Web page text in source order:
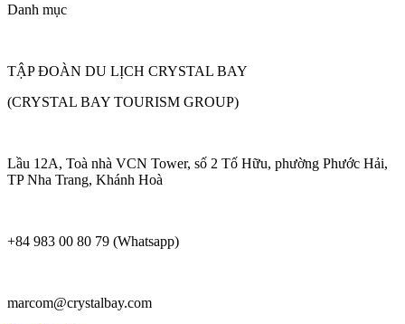
Danh mục
TẬP ĐOÀN DU LỊCH CRYSTAL BAY
(CRYSTAL BAY TOURISM GROUP)
Lầu 12A, Toà nhà VCN Tower, số 2 Tố Hữu, phường Phước Hải,
TP Nha Trang, Khánh Hoà
+84 983 00 80 79 (Whatsapp)
marcom@crystalbay.com